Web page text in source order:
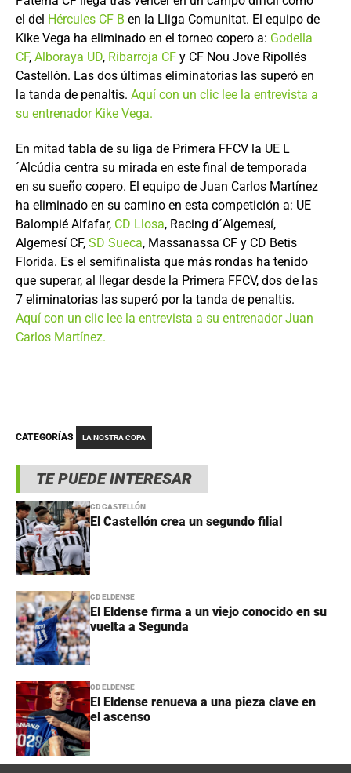
TE PUEDE INTERESAR
CD CASTELLÓN
El Castellón crea un segundo filial
CD ELDENSE
El Eldense firma a un viejo conocido en su
vuelta a Segunda
CD ELDENSE
El Eldense renueva a una pieza clave en
el ascenso
el del Hércules CF B en la Lliga Comunitat. El equipo de
Kike Vega ha eliminado en el torneo copero a: Godella
CF, Alboraya UD, Ribarroja CF y CF Nou Jove Ripollés
Castellón. Las dos últimas eliminatorias las superó en
la tanda de penaltis. Aquí con un clic lee la entrevista a
su entrenador Kike Vega.
En mitad tabla de su liga de Primera FFCV la UE L
´Alcúdia centra su mirada en este final de temporada
en su sueño copero. El equipo de Juan Carlos Martínez
ha eliminado en su camino en esta competición a: UE
Balompié Alfafar, CD Llosa, Racing d´Algemesí,
Algemesí CF, SD Sueca, Massanassa CF y CD Betis
Florida. Es el semifinalista que más rondas ha tenido
que superar, al llegar desde la Primera FFCV, dos de las
7 eliminatorias las superó por la tanda de penaltis.
Aquí con un clic lee la entrevista a su entrenador Juan
Carlos Martínez.
CATEGORÍAS LA NOSTRA COPA